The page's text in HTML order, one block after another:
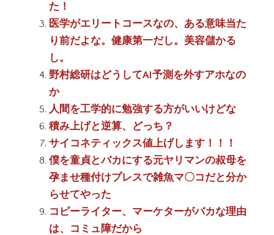
た！
医学がエリートコースなの、ある意味当た
り前だよな。健康第一だし。美容儲かる
し。
野村総研はどうしてAI予測を外すアホなの
か
人間を工学的に勉強する方がいいけどな
積み上げと逆算、どっち？
サイコネティックス値上げします！！！
僕を童貞とバカにする元ヤリマンの叔母を
孕ませ種付けプレスで雑魚マ〇コだと分か
らせてやった
コピーライター、マーケターがバカな理由
は、コミュ障だから